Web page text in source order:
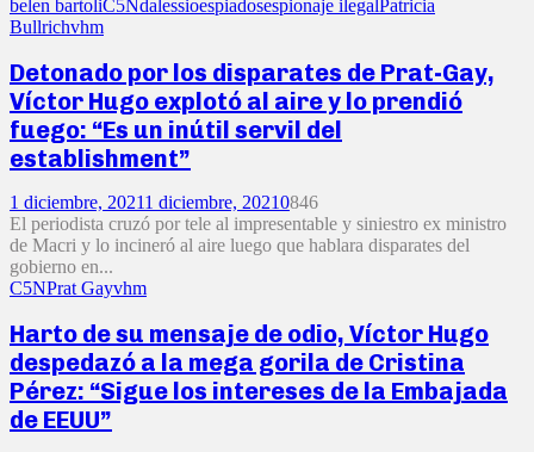
belen bartoliC5Ndalessioespiadosespionaje ilegal Patricia
Bullrichvhm
Detonado por los disparates de Prat-Gay,
Víctor Hugo explotó al aire y lo prendió
fuego: “Es un inútil servil del
establishment”
1 diciembre, 20211 diciembre, 20210846
El periodista cruzó por tele al impresentable y siniestro ex ministro
de Macri y lo incineró al aire luego que hablara disparates del
gobierno en...
C5NPrat Gayvhm
Harto de su mensaje de odio, Víctor Hugo
despedazó a la mega gorila de Cristina
Pérez: “Sigue los intereses de la Embajada
de EEUU”